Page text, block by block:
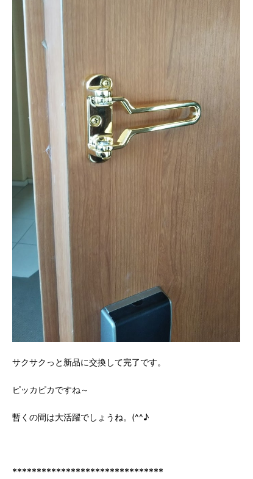
サクサクっと新品に交換して完了です。
ピッカピカですね～
暫くの間は大活躍でしょうね。(^^♪
*******************************